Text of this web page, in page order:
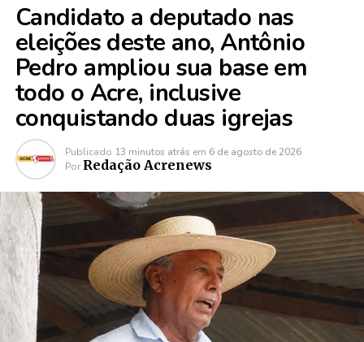
Candidato a deputado nas
eleições deste ano, Antônio
Pedro ampliou sua base em
todo o Acre, inclusive
conquistando duas igrejas
Publicado 13 minutos atrás em 6 de agosto de 2026
Por Redação Acrenews